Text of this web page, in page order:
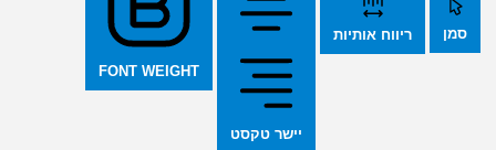
סמן ריווח אותיות
יישר טקסט
FONT WEIGHT